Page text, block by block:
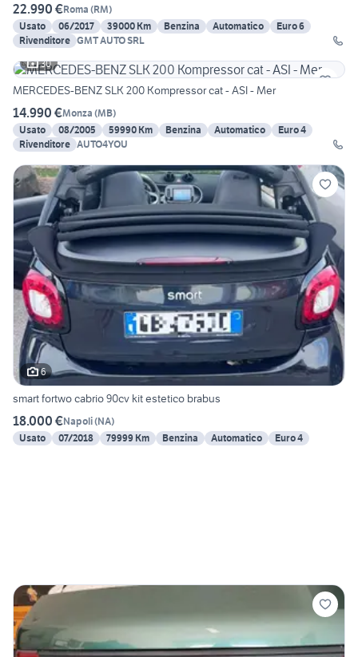
22.990 €Roma (RM)
Usato
06/2017 39000 Km Benzina Automatico
Euro 6
Rivenditore GMT AUTO SRL
30
MERCEDES-BENZ SLK 200 Kompressor cat - ASI - Mer
14.990 €Monza (MB)
Usato
08/2005 59990 Km Benzina Automatico
Euro 4
Rivenditore AUTO4YOU
6
smart fortwo cabrio 90cv kit estetico brabus
18.000 €Napoli(NA)
Usato
07/2018 79999 Km Benzina Automatico Euro 4